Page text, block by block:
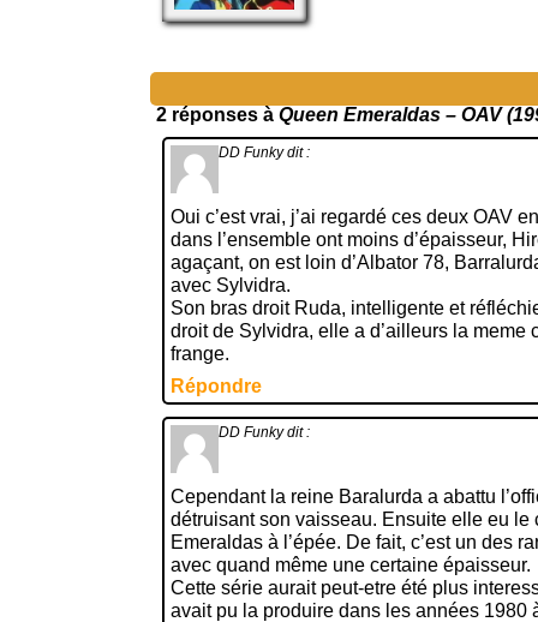
2 réponses à Queen Emeraldas – OAV
DD Funky dit :
Oui c’est vrai, j’ai regardé ces deux OAV
dans l’ensemble ont moins d’épaisseur,
agaçant, on est loin d’Albator 78,
avec Sylvidra.
Son bras droit Ruda, intelligente et
droit de Sylvidra, elle a d’ailleurs la meme
frange.
Répondre
DD Funky dit :
Cependant la reine Baralurda a abattu
détruisant son vaisseau. Ensuite elle eu le
Emeraldas à l’épée. De fait, c’est un des
avec quand même une certaine épaisseur.
Cette série aurait peut-etre été plus
avait pu la produire dans les années 1980